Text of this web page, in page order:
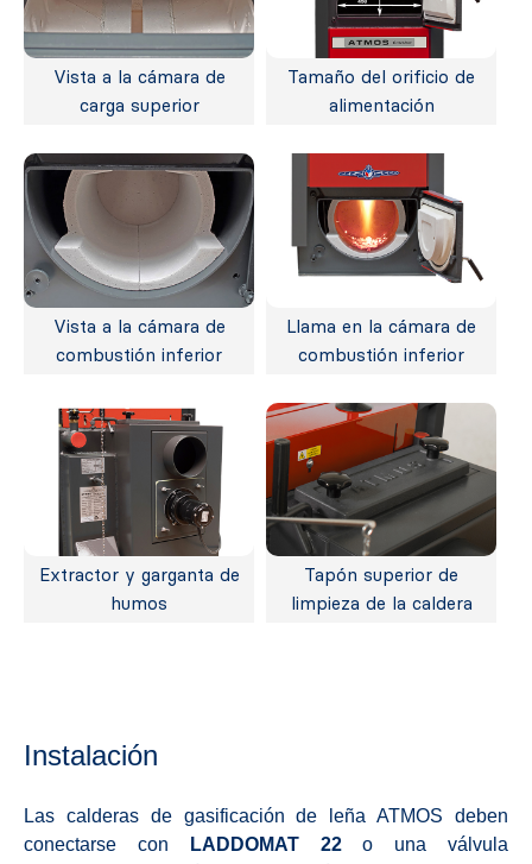
Vista a la cámara de
carga superior
Tamaño del orificio de
alimentación
Vista a la cámara de
combustión inferior
Llama en la cámara de
combustión inferior
Extractor y garganta de
humos
Tapón superior de
limpieza de la caldera
Instalación
Las calderas de gasificación de leña ATMOS deben
conectarse con
LADDOMAT 22o una válvula